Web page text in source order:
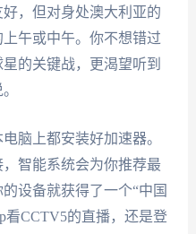
，但对身处澳大利亚的
午或中午。你不想错过
的关键战，更渴望听到
脑上都安装好加速器。
智能系统会为你推荐最
设备就获得了一个“中国
看CCTV5的直播，还是登